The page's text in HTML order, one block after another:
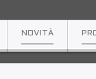
NOVITÀ